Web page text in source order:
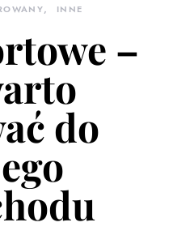
INNE
–
do